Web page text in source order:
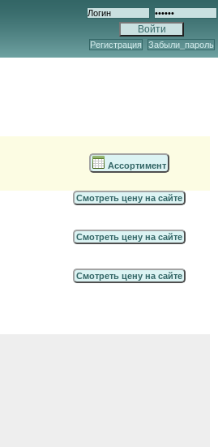
Регистрация Забыли_пароль
Ассортимент
Смотреть цену на сайте
Смотреть цену на сайте
Смотреть цену на сайте